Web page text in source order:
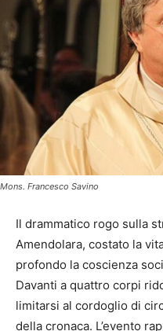
Mons. Francesco Savino
Il drammatico rogo sulla
Amendolara, costato la
profondo la coscienza
Davanti a quattro corpi
limitarsi al cordoglio di
della cronaca. L’evento